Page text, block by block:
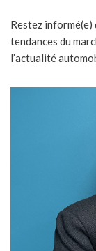
Restez informé(e)
tendances du
l’actualité